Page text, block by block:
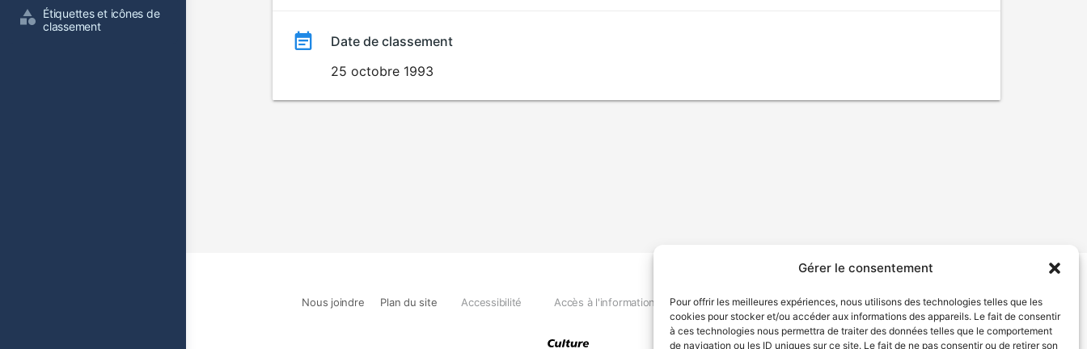
Gérer le consentement
Pour offrir les meilleures expériences, nous utilisons des technologies telles que les
cookies pour stocker et/ou accéder aux informations des appareils. Le fait de consentir
à ces technologies nous permettra de traiter des données telles que le comportement
de navigation ou les ID uniques sur ce site. Le fait de ne pas consentir ou de retirer son
Étiquettes et icônes de
classement
Date de classement
25 octobre 1993
Nous joindre Plan du site Accessibilité Accès à l'information Déclaration de services Politique de confidentialité